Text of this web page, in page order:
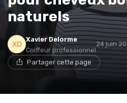
naturels
Xavier Delorme
Coiffeur professionnel
24 juin
Partager cette page